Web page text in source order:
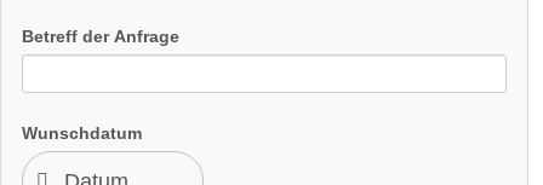
Betreff der Anfrage
Wunschdatum